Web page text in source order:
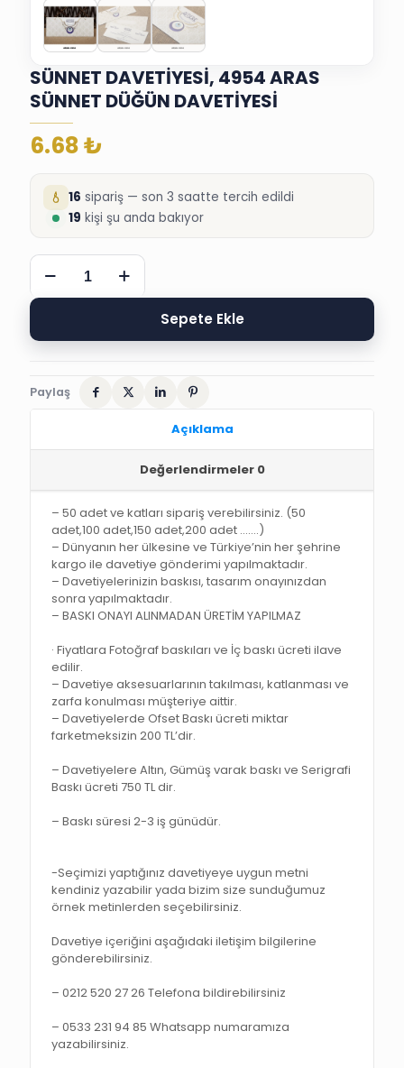
SÜNNET DAVETİYESİ, 4954 ARAS
SÜNNET DÜĞÜN DAVETİYESİ
6.68₺
16 sipariş — son 3 saatte tercih edildi
19 kişi şu anda bakıyor
SÜNNET
DAVETİYESİ,
4954
SÜNNET
Sepete Ekle
Paylaş
Açıklama
Değerlendirmeler 0
– 50 adet ve katları sipariş verebilirsiniz. (50
adet,100 adet,150 adet,200 adet …….)
– Dünyanın her ülkesine ve Türkiye’nin her şehrine
kargo ile davetiye gönderimi yapılmaktadır.
– Davetiyelerinizin baskısı, tasarım onayınızdan
sonra yapılmaktadır.
– BASKI ONAYI ALINMADAN ÜRETİM YAPILMAZ
· Fiyatlara Fotoğraf baskıları ve İç baskı ücreti ilave
edilir.
– Davetiye aksesuarlarının takılması, katlanması ve
zarfa konulması müşteriye aittir.
– Davetiyelerde Ofset Baskı ücreti miktar
farketmeksizin 200 TL’dir.
– Davetiyelere Altın, Gümüş varak baskı ve Serigrafi
Baskı ücreti 750 TL dir.
– Baskı süresi 2-3 iş günüdür.
-Seçimizi yaptığınız davetiyeye uygun metni
kendiniz yazabilir yada bizim size sunduğumuz
örnek metinlerden seçebilirsiniz.
Davetiye içeriğini aşağıdaki iletişim bilgilerine
gönderebilirsiniz.
– 0212 520 27 26 Telefona bildirebilirsiniz
– 0533 231 94 85 Whatsapp numaramıza
yazabilirsiniz.